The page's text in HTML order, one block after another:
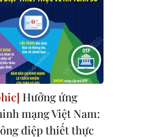
Hưởng ứng
mạng Việt Nam:
điệp thiết thực